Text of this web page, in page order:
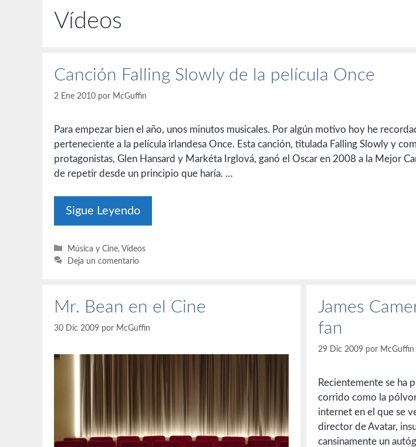
Vídeos
Canción Falling Slowly de la película Once
2 Ene 2010 por McGuffin
Para empezar bien el año, unos minutos musicales. Por algún motivo hoy he
perteneciente a la película irlandesa Once. Esta canción, titulada Falling Slowly y
protagonistas, Glen Hansard y Markéta Irglová, ganó el Oscar en 2008 a la Mejor
de repetir desde un principio que haría. …
Sigue Leyendo
Categorías
Música y Cine,Vídeos
Deja un comentario
Mr. Bean en el Cine
30 Dic 2009 por McGuffin
James
fan
29 Dic 2009 por McGuffin
Recientemente se ha
corrido como la
internet en el que se
director de Avatar,
cansinamente un